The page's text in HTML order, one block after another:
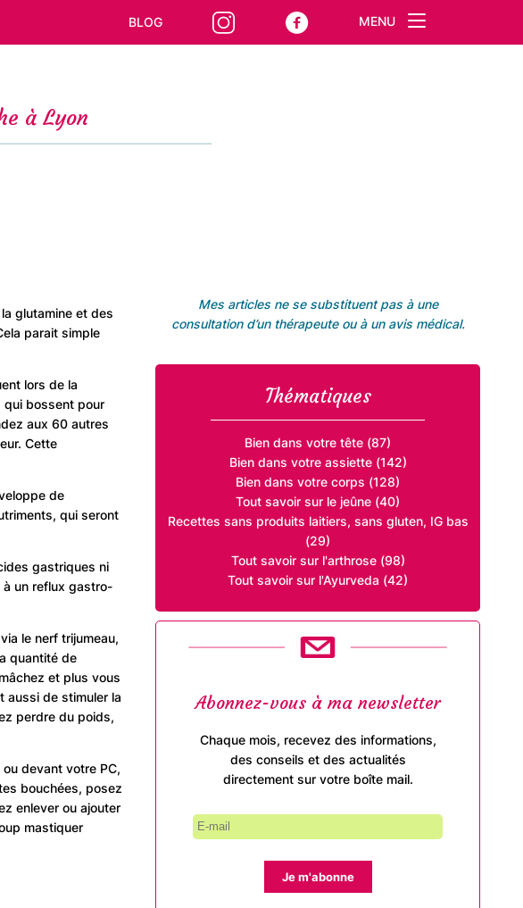
BLOG MENU
à Lyon
glutamine et des
parait simple
lors de la
qui bossent pour
aux 60 autres
Cette
de
qui seront
gastriques ni
un reflux gastro-
le nerf trijumeau,
quantité de
et plus vous
aussi de stimuler la
perdre du poids,
devant votre PC,
bouchées, posez
enlever ou ajouter
mastiquer
Mes articles ne se substituent pas à une
consultation d’un thérapeute ou à un avis médical.
Thématiques
Bien dans votre tête (87)
Bien dans votre assiette (142)
Bien dans votre corps (128)
Tout savoir sur le jeûne (40)
Recettes sans produits laitiers, sans gluten, IG bas
(29)
Tout savoir sur l'arthrose (98)
Tout savoir sur l'Ayurveda (42)
Abonnez-vous à ma newsletter
Chaque mois, recevez des informations,
des conseils et des actualités
directement sur votre boîte mail.
Je m'abonne